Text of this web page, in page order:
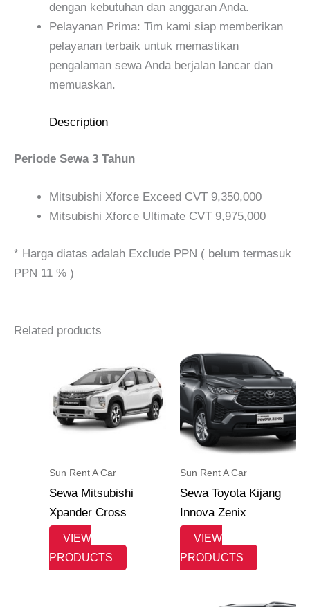
dengan kebutuhan dan anggaran Anda.
Pelayanan Prima: Tim kami siap memberikan
pelayanan terbaik untuk memastikan
pengalaman sewa Anda berjalan lancar dan
memuaskan.
Description
Periode Sewa 3 Tahun
Mitsubishi Xforce Exceed CVT 9,350,000
Mitsubishi Xforce Ultimate CVT 9,975,000
* Harga diatas adalah Exclude PPN ( belum termasuk
PPN 11 % )
Related products
Sun Rent A Car
Sewa Mitsubishi
Xpander Cross
VIEW
PRODUCTS
Sun Rent A Car
Sewa Toyota Kijang
Innova Zenix
VIEW
PRODUCTS